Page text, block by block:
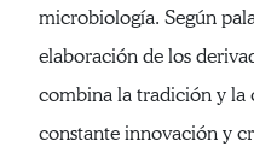
microbiología. Según
elaboración de los
combina la tradición y la
constante innovación y